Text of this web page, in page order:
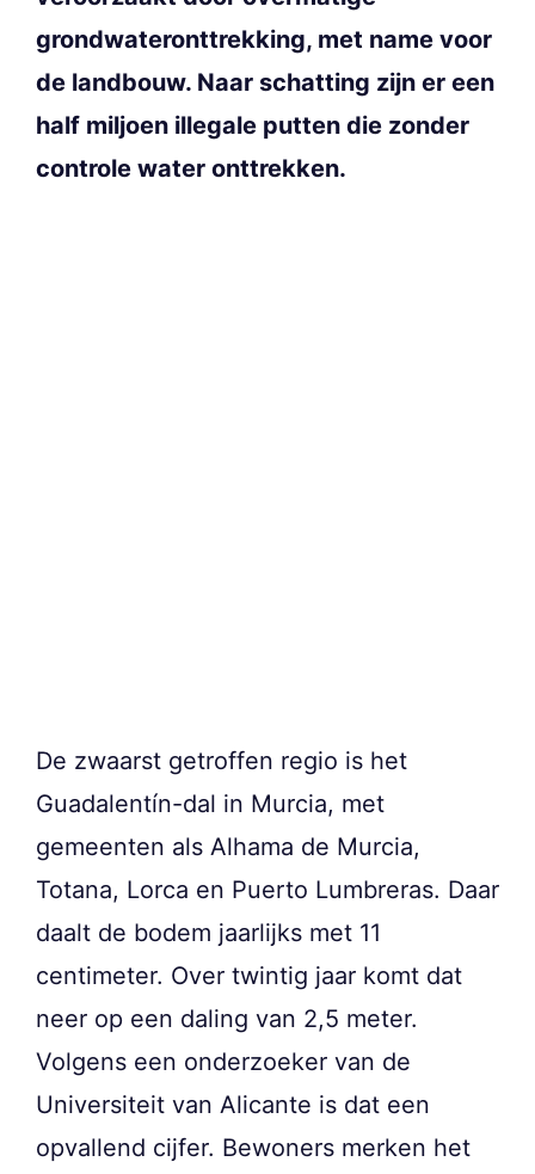
grondwateronttrekking, met name voor
de landbouw. Naar schatting zijn er een
half miljoen illegale putten die zonder
controle water onttrekken.
De zwaarst getroffen regio is het
Guadalentín-dal in Murcia, met
gemeenten als Alhama de Murcia,
Totana, Lorca en Puerto Lumbreras. Daar
daalt de bodem jaarlijks met 11
centimeter. Over twintig jaar komt dat
neer op een daling van 2,5 meter.
Volgens een onderzoeker van de
Universiteit van Alicante is dat een
opvallend cijfer. Bewoners merken het